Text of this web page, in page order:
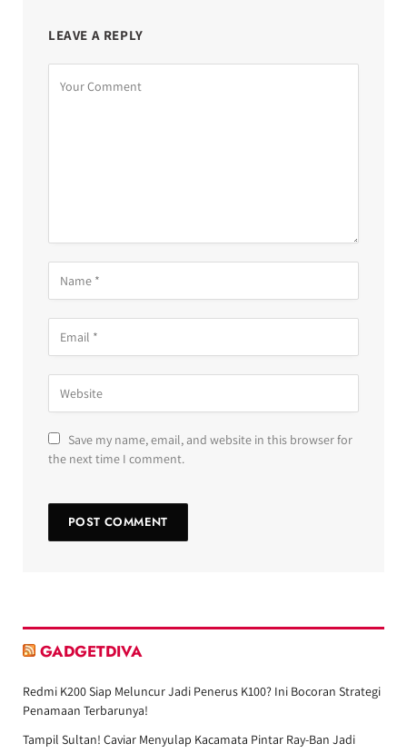
LEAVE A REPLY
Save my name, email, and website in this browser for
the next time I comment.
GADGETDIVA
Redmi K200 Siap Meluncur Jadi Penerus K100? Ini Bocoran Strategi
Penamaan Terbarunya!
Tampil Sultan! Caviar Menyulap Kacamata Pintar Ray-Ban Jadi